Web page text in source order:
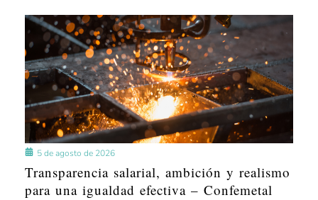
5 de agosto de 2026
Transparencia salarial, ambición y realismo
para una igualdad efectiva – Confemetal